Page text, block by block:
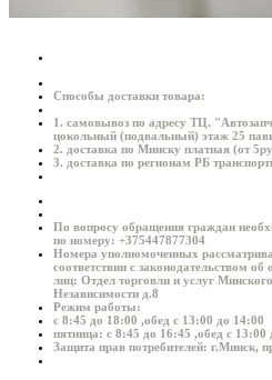
Способы доставки товара:
1. самовывоз по адресу ТЦ.
цокольный (подвальный) этаж 25
2. доставка по Минску платная (от
3. доставка по регионам РБ
По вопросу обращения граждан
по номеру: +375447877304
Номера уполномоченных
соответствии с законодательством
лиц: Отдел торговли и услуг
Независимости д.8
Режим работы:
с 8:45 до 18:00 ,обед с 13:00 до 14:00
пятница: с 8:45 до 16:45 ,обед с 13:00
Защита прав потребителей: г.Минск,